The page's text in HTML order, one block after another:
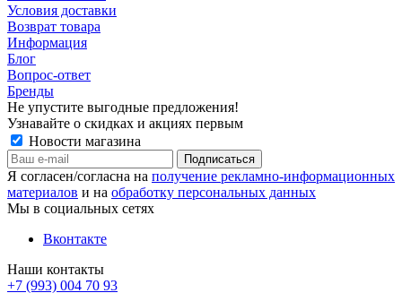
Условия доставки
Возврат товара
Информация
Блог
Вопрос-ответ
Бренды
Не упустите выгодные предложения!
Узнавайте о скидках и акциях первым
Новости магазина
Я согласен/согласна на получение рекламно-информационных
материалов и на обработку персональных данных
Мы в социальных сетях
Вконтакте
Наши контакты
+7 (993) 004 70 93